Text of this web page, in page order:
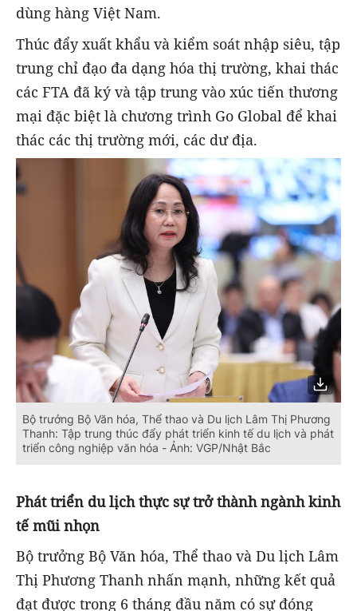
dùng hàng Việt Nam.
Thúc đẩy xuất khẩu và kiểm soát nhập siêu, tập
trung chỉ đạo đa dạng hóa thị trường, khai thác
các FTA đã ký và tập trung vào xúc tiến thương
mại đặc biệt là chương trình Go Global để khai
thác các thị trường mới, các dư địa.
Bộ trưởng Bộ Văn hóa, Thể thao và Du lịch Lâm Thị Phương
Thanh: Tập trung thúc đẩy phát triển kinh tế du lịch và phát
triển công nghiệp văn hóa - Ảnh: VGP/Nhật Bắc
Phát triển du lịch thực sự trở thành ngành kinh
tế mũi nhọn
Bộ trưởng Bộ Văn hóa, Thể thao và Du lịch Lâm
Thị Phương Thanh nhấn mạnh, những kết quả
đạt được trong 6 tháng đầu năm có sự đóng